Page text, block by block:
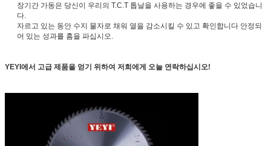
장기간 가동은 당신이 우리의 T.C.T 톱날을 사용하는 경우에 좋을 수 있었습니
다.
자르고 있는 동안 수지 물자로 채워 열을 감소시킬 수 있고 확인합니다 안정되
어 있는 성과를 홈을 파십시오.
YEYI에서 고급 제품을 얻기 위하여 저희에게 오늘 연락하십시오!